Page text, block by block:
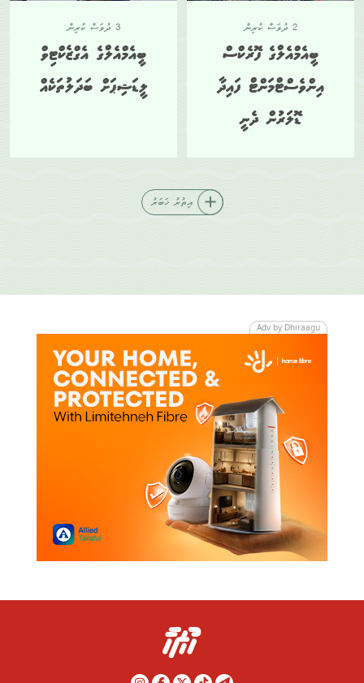
2 ދުވަސް ކުރިން
ބީއެމްއެލްގެ ފޮރެކްސް
އިންވެސްޓްމަންޓް ފައިދާ
ޑޮލަރުން ދެނީ
3 ދުވަސް ކުރިން
ބީއެމްއެލްގެ އެގްޒެކްޓިވް
ލީޑަޝިޕަށް ބަދަލުތަކެއް
އިތުރު ޚަބަރު
Adv by Dhiraagu